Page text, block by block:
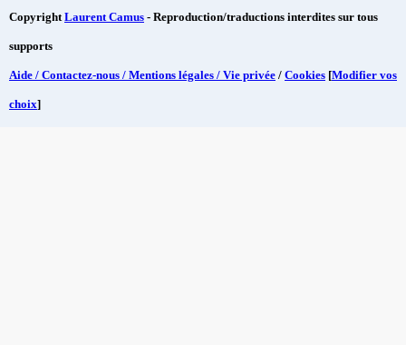
CopyrightLaurent Camus - Reproduction/traductions interdites sur tous
supports
Aide / Contactez-nous / Mentions légales / Vie privée / Cookies [Modifier vos
choix]